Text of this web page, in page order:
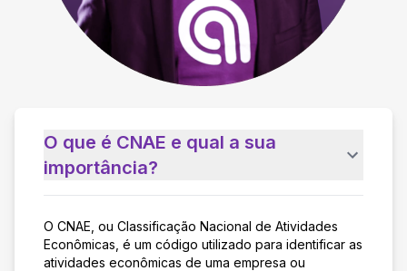
O que é CNAE e qual a sua
importância?
O CNAE, ou Classificação Nacional de Atividades
Econômicas, é um código utilizado para identificar as
atividades econômicas de uma empresa ou